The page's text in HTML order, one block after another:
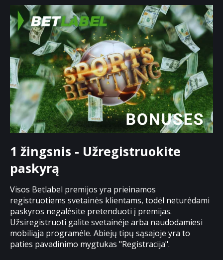
1 žingsnis - Užregistruokite
paskyrą
Visos Betlabel premijos yra prieinamos
registruotiems svetainės klientams, todėl neturėdami
paskyros negalėsite pretenduoti į premijas.
Užsiregistruoti galite svetainėje arba naudodamiesi
mobiliąja programėle. Abiejų tipų sąsajoje yra to
paties pavadinimo mygtukas "Registracija".